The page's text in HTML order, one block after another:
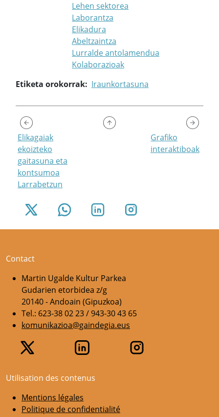
Lehen sektorea
Laborantza
Elikadura
Abeltzaintza
Lurralde antolamendua
Kolaborazioak
Etiketa orokorrak
Iraunkortasuna
Elikagaiak
ekoizteko
gaitasuna eta
kontsumoa
Larrabetzun
Grafiko
interaktiboak
Contact
Martin Ugalde Kultur Parkea
Gudarien etorbidea z/g
20140 - Andoain (Gipuzkoa)
Tel.: 623-38 02 23 / 943-30 43 65
komunikazioa@gaindegia.eus
Utilisation des contenus
Mentions légales
Politique de confidentialité